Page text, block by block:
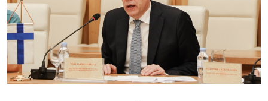
Văn hoá & Du lịch
Tin Văn hoá & Du lịch
Chát với người nổi tiếng
Multimedia
Ảnh
Video